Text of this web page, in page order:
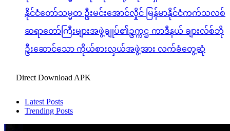
နိုင်ငံတော်သမ္မတ ဦးမင်းအောင်လှိုင် မြန်မာနိုင်ငံကက်သလစ်
ဆရာတော်ကြီးများအဖွဲ့ချုပ်၏ဥက္ကဋ္ဌ ကာဒီနယ် ချားလ်စ်ဘို
ဦးဆောင်သော ကိုယ်စားလှယ်အဖွဲ့အား လက်ခံတွေ့ဆုံ
Direct Download APK
Latest Posts
Trending Posts